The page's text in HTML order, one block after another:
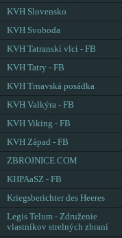
KVH Slovensko
KVH Svoboda
KVH Tatranskí vlci - FB
KVH Tatry - FB
KVH Trnavská posádka
KVH Valkýra - FB
KVH Viking - FB
KVH Západ - FB
ZBROJNICE.COM
KHPAaSZ - FB
Kriegsberichter des Heeres
Legis Telum - Združenie
vlastníkov strelných zbraní